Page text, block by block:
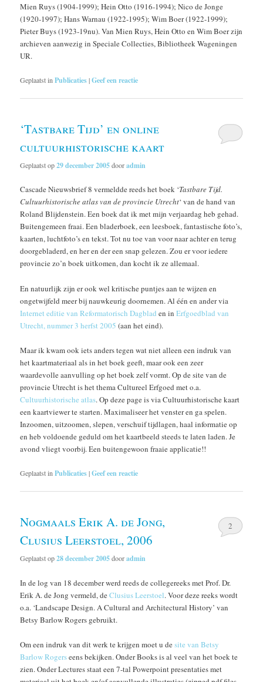
Mien Ruys (1904-1999); Hein Otto (1916-1994); Nico de Jonge
(1920-1997); Hans Warnau (1922-1995); Wim Boer (1922-1999);
Pieter Buys (1923-19nu). Van Mien Ruys, Hein Otto en Wim Boer zijn
archieven aanwezig in Speciale Collecties, Bibliotheek Wageningen
UR.
Geplaatst in Publicaties|Geef een reactie
‘Tastbare Tijd’ en online
cultuurhistorische kaart
Geplaatst op29 december 2005dooradmin
Cascade Nieuwsbrief 8 vermeldde reeds het boek ‘Tastbare Tijd.
Cultuurhistorische atlas van de provincie Utrecht‘ van de hand van
Roland Blijdenstein. Een boek dat ik met mijn verjaardag heb gehad.
Buitengemeen fraai. Een bladerboek, een leesboek, fantastische foto’s,
kaarten, luchtfoto’s en tekst. Tot nu toe van voor naar achter en terug
doorgebladerd, en her en der een snap gelezen. Zou er voor iedere
provincie zo’n boek uitkomen, dan kocht ik ze allemaal.
En natuurlijk zijn er ook wel kritische puntjes aan te wijzen en
ongetwijfeld meer bij nauwkeurig doornemen. Al één en ander via
Internet editie van Reformatorisch Dagblad en inErfgoedblad van
Utrecht, nummer 3 herfst 2005 (aan het eind).
Maar ik kwam ook iets anders tegen wat niet alleen een indruk van
het kaartmateriaal als in het boek geeft, maar ook een zeer
waardevolle aanvulling op het boek zelf vormt. Op de site van de
provincie Utrecht is het thema Cultureel Erfgoed met o.a.
Cultuurhistorische atlas. Op deze page is via Cultuurhistorische kaart
een kaartviewer te starten. Maximaliseer het venster en ga spelen.
Inzoomen, uitzoomen, slepen, verschuif tijdlagen, haal informatie op
en heb voldoende geduld om het kaartbeeld steeds te laten laden. Je
avond vliegt voorbij. Een buitengewoon fraaie applicatie!!
Geplaatst in Publicaties|Geef een reactie
Nogmaals Erik A. de Jong,
Clusius Leerstoel, 2006
Geplaatst op28 december 2005dooradmin
2
In de log van 18 december werd reeds de collegereeks met Prof. Dr.
Erik A. de Jong vermeld, deClusius Leerstoel. Voor deze reeks wordt
o.a. ‘Landscape Design. A Cultural and Architectural History’ van
Betsy Barlow Rogers gebruikt.
Om een indruk van dit werk te krijgen moet u desite van Betsy
Barlow Rogerseens bekijken. Onder Books is al veel van het boek te
zien. Onder Lectures staat een 7-tal Powerpoint presentaties met